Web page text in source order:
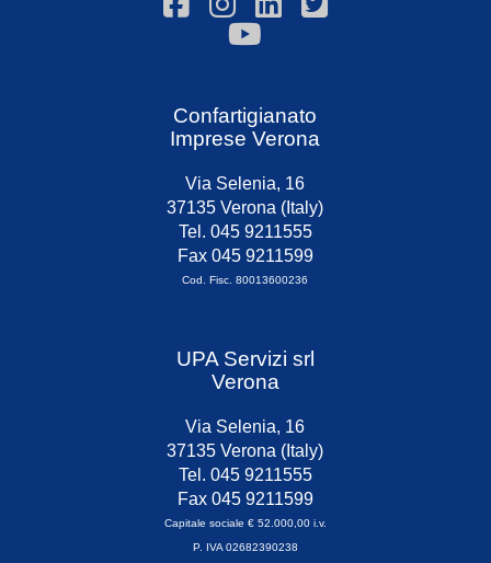
Confartigianato
Imprese Verona
Via Selenia, 16
37135 Verona (Italy)
Tel. 045 9211555
Fax 045 9211599
Cod. Fisc. 80013600236
UPA Servizi srl
Verona
Via Selenia, 16
37135 Verona (Italy)
Tel. 045 9211555
Fax 045 9211599
Capitale sociale € 52.000,00 i.v.
P. IVA 02682390238